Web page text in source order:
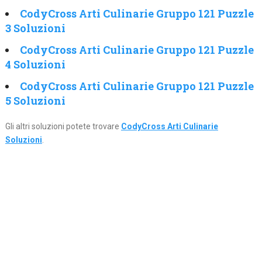
CodyCross Arti Culinarie Gruppo 121 Puzzle
3 Soluzioni
CodyCross Arti Culinarie Gruppo 121 Puzzle
4 Soluzioni
CodyCross Arti Culinarie Gruppo 121 Puzzle
5 Soluzioni
Gli altri soluzioni potete trovare CodyCross Arti Culinarie
Soluzioni.